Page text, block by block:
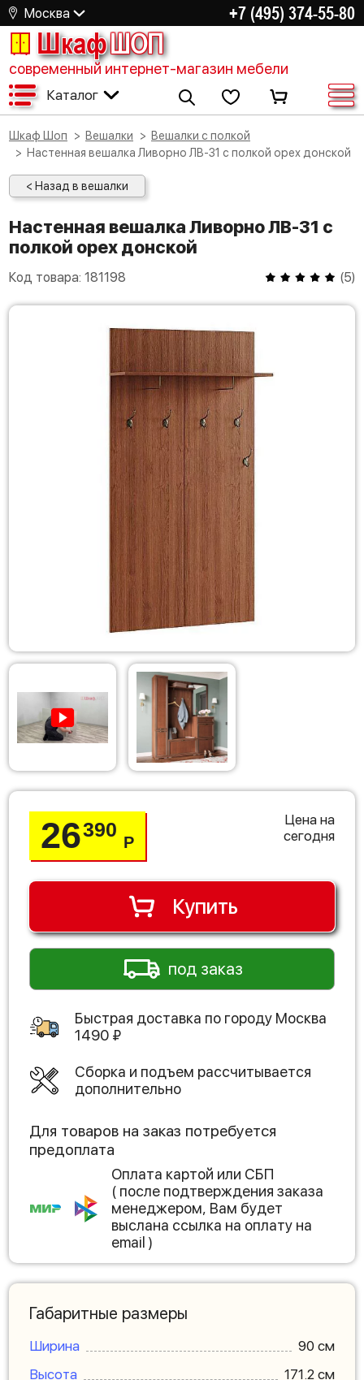
Москва +7 (495) 374-55-80
ШкафШОП
современный интернет-магазин мебели
Каталог
Шкаф Шоп Вешалки
Вешалки с полкой
Настенная вешалка Ливорно ЛВ-31 с полкой орех донской
< Назад в вешалки
Настенная вешалка Ливорно ЛВ-31 с
полкой орех донской
Код товара: 181198 (5)
26390
Р
Цена на
сегодня
Купить
под заказ
Быстрая доставка по городу Москва
1490 ₽
Сборка и подъем рассчитывается
дополнительно
Для товаров на заказ потребуется
предоплата
Оплата картой или СБП
( после подтверждения заказа
менеджером, Вам будет
выслана ссылка на оплату на
email )
Габаритные размеры
Ширина
90 см
Высота
171.2 см